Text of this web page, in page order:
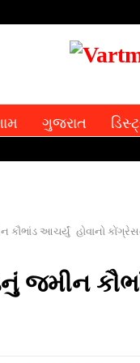
ગુજરાત
આચર્યું હોવાનો
જમીન